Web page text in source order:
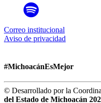
Correo institucional
Aviso de privacidad
#MichoacánEsMejor
© Desarrollado por la
del Estado de Michoacán